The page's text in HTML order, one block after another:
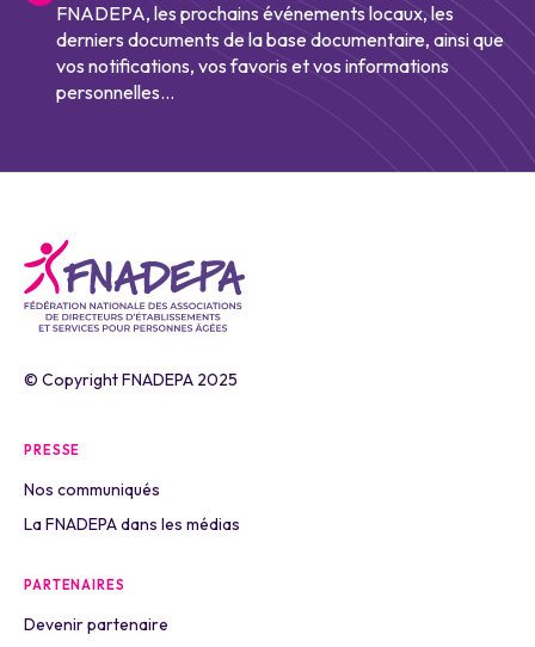
FNADEPA, les prochains événements locaux, les
derniers documents de la base documentaire, ainsi que
vos notifications, vos favoris et vos informations
personnelles...
© Copyright FNADEPA 2025
PRESSE
Nos communiqués
La FNADEPA dans les médias
PARTENAIRES
Devenir partenaire